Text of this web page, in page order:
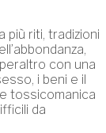
più riti, tradizioni
con una
i beni e il
tossicomanica
da